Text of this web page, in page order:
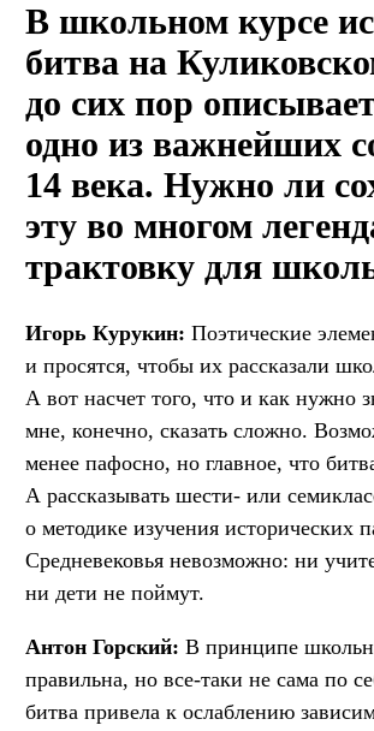
В школьном курсе
битва на
до сих пор
одно из важнейших
14 века. Нужно ли
эту во многом
трактовку для
Игорь Курукин: Поэтические
и просятся, чтобы их рассказали
А вот насчет того, что и как нужно
мне, конечно, сказать сложно.
менее пафосно, но главное, что
А рассказывать шести- или
о методике изучения исторических
Средневековья невозможно: ни
ни дети не поймут.
Антон Горский: В принципе
правильна, но все-таки не сама по
битва привела к ослаблению